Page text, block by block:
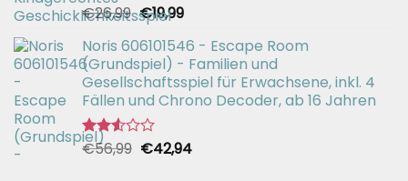
Bewertet
mit
2.49
von 5
€26,99 Ursprünglicher
Preis
war:
€26,99
€19,99Aktueller
ist:
€19,99.
Noris 606101546 - Escape Room
(Grundspiel) - Familien und
Gesellschaftsspiel für Erwachsene, inkl. 4
Fällen und Chrono Decoder, ab 16 Jahren
Bewertet
€56,99 Ursprünglicher
€42,94Aktueller